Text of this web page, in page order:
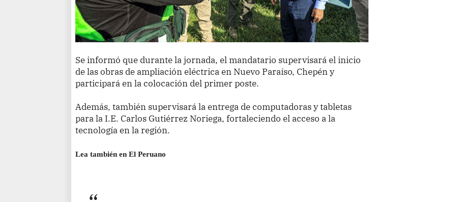
Se informó que durante la jornada, el mandatario supervisará el inicio
de las obras de ampliación eléctrica en Nuevo Paraíso, Chepén y
participará en la colocación del primer poste.
Además, también supervisará la entrega de computadoras y tabletas
para la I.E. Carlos Gutiérrez Noriega, fortaleciendo el acceso a la
tecnología en la región.
Lea también en El Peruano